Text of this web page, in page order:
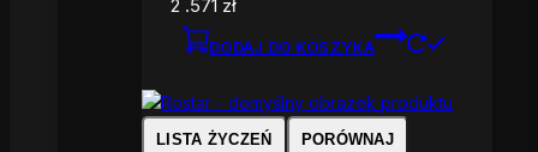
2 .571 zł
DODAJ DO KOSZYKA
LISTA ŻYCZEŃ PORÓWNAJ